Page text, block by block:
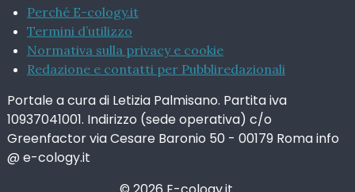
Perché E-cology.it
Termini d’utilizzo
Normativa sulla privacy e cookie
Redazione e contatti per Pubbliredazionali
Portale a cura di Letizia Palmisano. Partita iva
10937041001. Indirizzo (sede operativa) c/o
Greenfactor via Cesare Baronio 50 - 00179 Roma info
@ e-cology.it